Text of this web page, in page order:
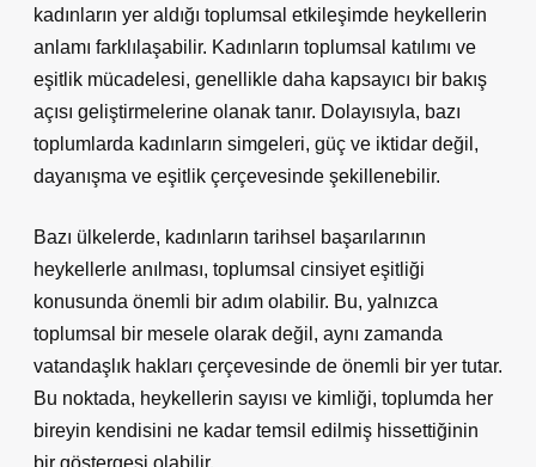
kadınların yer aldığı toplumsal etkileşimde heykellerin
anlamı farklılaşabilir. Kadınların toplumsal katılımı ve
eşitlik mücadelesi, genellikle daha kapsayıcı bir bakış
açısı geliştirmelerine olanak tanır. Dolayısıyla, bazı
toplumlarda kadınların simgeleri, güç ve iktidar değil,
dayanışma ve eşitlik çerçevesinde şekillenebilir.
Bazı ülkelerde, kadınların tarihsel başarılarının
heykellerle anılması, toplumsal cinsiyet eşitliği
konusunda önemli bir adım olabilir. Bu, yalnızca
toplumsal bir mesele olarak değil, aynı zamanda
vatandaşlık hakları çerçevesinde de önemli bir yer tutar.
Bu noktada, heykellerin sayısı ve kimliği, toplumda her
bireyin kendisini ne kadar temsil edilmiş hissettiğinin
bir göstergesi olabilir.